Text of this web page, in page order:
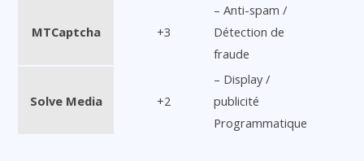
MTCaptcha +3
– Anti-spam /
Détection de
fraude
Solve Media +2
– Display /
publicité
Programmatique